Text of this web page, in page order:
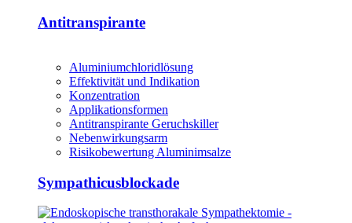
Antitranspirante
Aluminiumchloridlösung
Effektivität und Indikation
Konzentration
Applikationsformen
Antitranspirante Geruchskiller
Nebenwirkungsarm
Risikobewertung Aluminimsalze
Sympathicusblockade